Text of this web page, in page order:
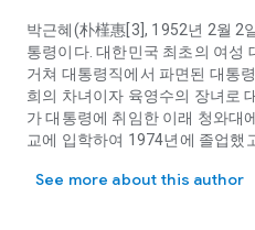
박근혜(朴槿惠[3], 1952년 2월 2
통령이다. 대한민국 최초의 여성
거쳐 대통령직에서 파면된 대통령
희의 차녀이자 육영수의 장녀로
가 대통령에 취임한 이래 청와대
교에 입학하여 1974년에 졸업했
이전까지 사실상 대통령 배우자
See more about this author